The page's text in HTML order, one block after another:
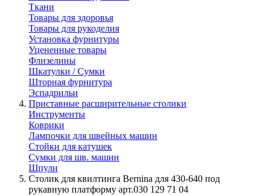
Ткани
Товары для здоровья
Товары для рукоделия
Установка фурнитуры
Уцененные товары
Флизелины
Шкатулки / Сумки
Шторная фурнитура
Эспадрильи
Приставные расширительные столики
Инструменты
Коврики
Лампочки для швейных машин
Стойки для катушек
Сумки для шв. машин
Шпули
Столик для квилтинга Bernina для 430-640 под
рукавную платформу арт.030 129 71 04